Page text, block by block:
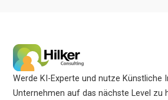
Werde KI-Experte und nutze Künstliche
Unternehmen auf das nächste Level zu